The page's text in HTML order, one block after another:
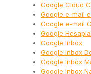
Google Cloud
Google e-mail
Google e-mail
Google
Google Inbox
Google Inbox
Google Inbox
Google Inbox